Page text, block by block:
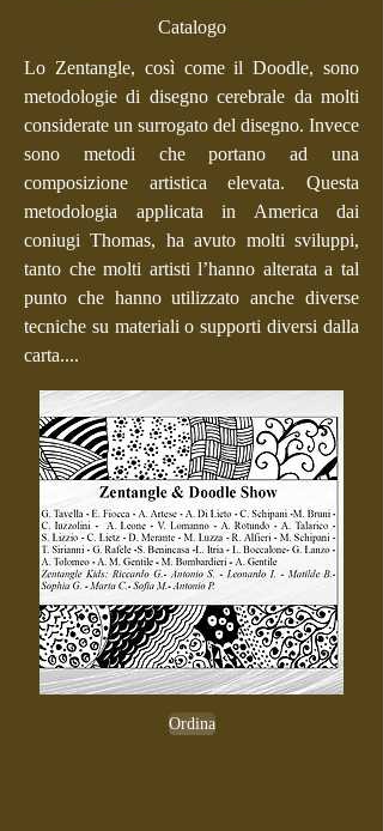
Catalogo
Lo Zentangle, così come il Doodle, sono
metodologie di disegno cerebrale da molti
considerate un surrogato del disegno. Invece
sono metodi che portano ad una
composizione artistica elevata. Questa
metodologia applicata in America dai
coniugi Thomas, ha avuto molti sviluppi,
tanto che molti artisti l’hanno alterata a tal
punto che hanno utilizzato anche diverse
tecniche su materiali o supporti diversi dalla
carta....
Ordina